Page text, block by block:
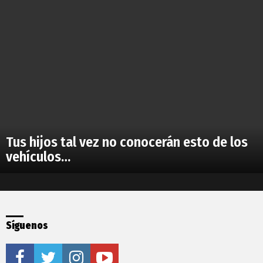
Tus hijos tal vez no conocerán esto de los
vehículos…
Síguenos
facebooktwitter instagramyoutube